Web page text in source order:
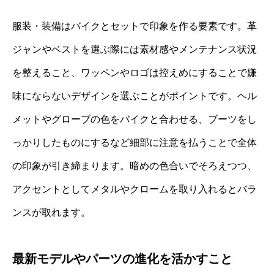
服装・装備はバイクとセットで印象を作る要素です。革
ジャンやベストを選ぶ際には素材感やメンテナンス状況
を整えること、ワッペンやロゴは控えめにすることで嫌
味にならないデザインを選ぶことがポイントです。ヘル
メットやグローブの色をバイクと合わせる、ブーツをし
っかりしたものにするなど細部に注意を払うことで全体
の印象が引き締まります。暗めの色合いでそろえつつ、
アクセントとしてメタルやクロームを取り入れるとバラ
ンスが取れます。
最新モデルやパーツの進化を活かすこと